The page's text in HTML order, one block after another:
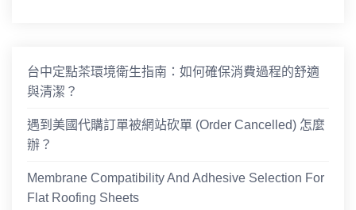
台中定點茶環境衛生指南：如何確保消費過程的舒適
與清潔？
遇到美國代購訂單被網站砍單 (Order Cancelled) 怎麼
辦？
Membrane Compatibility And Adhesive Selection For
Flat Roofing Sheets